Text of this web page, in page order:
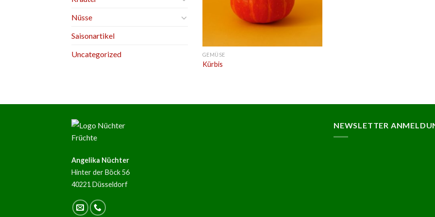
Nüsse
Saisonartikel
Uncategorized
GEMÜSE
Kürbis
Angelika Nüchter
Hinter der Böck 56
40221 Düsseldorf
NEWSLETTER